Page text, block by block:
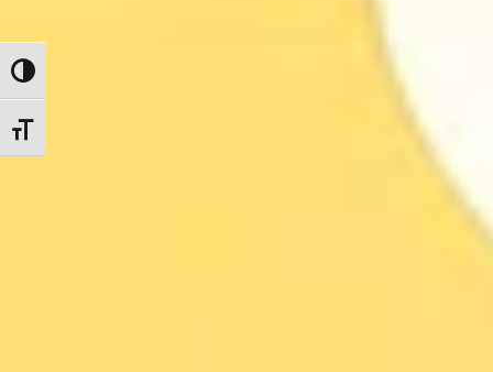
Toggle High Contrast
Toggle Font size